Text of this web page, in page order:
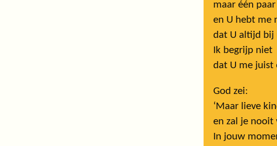
maar één
en U hebt me
dat U altijd bij
Ik begrijp niet
dat U me juist
God zei:
‘Maar lieve
en zal je nooit
In jouw